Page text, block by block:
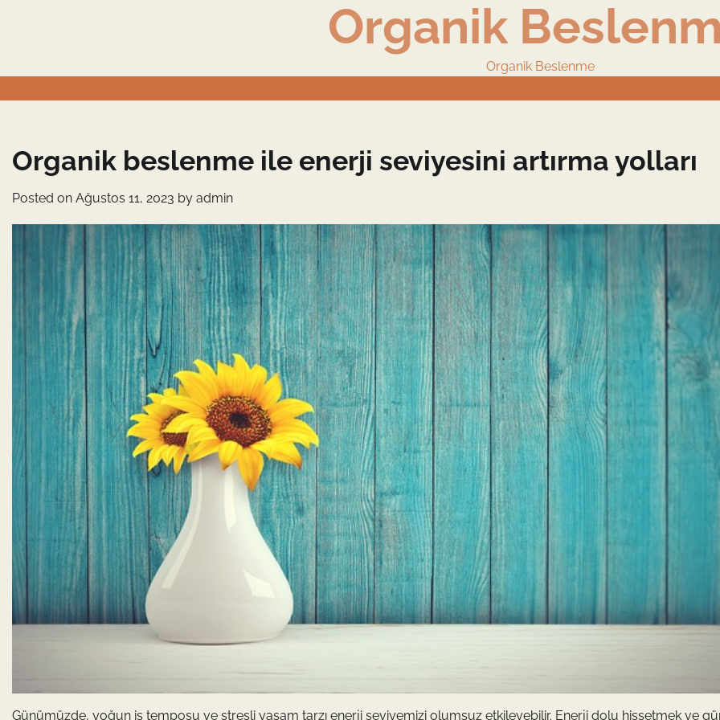
Organik
Organik Beslenme
Organik beslenme ile enerji seviyesini artırma yolları
Posted on Ağustos 11, 2023 by admin
Günümüzde, yoğun iş temposu ve stresli yaşam tarzı enerji seviyemizi olumsuz etkileyebilir. Enerji dolu hissetmek ve